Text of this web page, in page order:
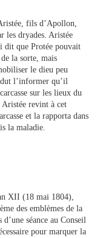
fils d’Apollon,
les dryades. Aristée
dit que Protée pouvait
la sorte, mais
le dieu peu
l’informer qu’il
sur les lieux du
revint à cet
et la rapporta dans
la maladie.
XII (18 mai 1804),
des emblèmes de la
séance au Conseil
pour marquer la